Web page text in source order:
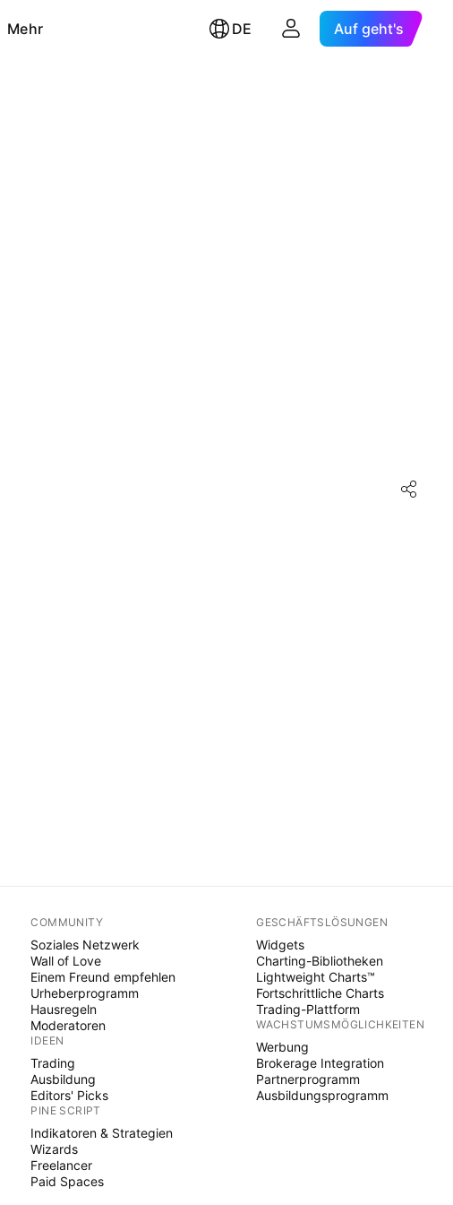
Mehr DE Auf geht's
COMMUNITY
Soziales Netzwerk
Wall of Love
Einem Freund empfehlen
Urheberprogramm
Hausregeln
Moderatoren
IDEEN
Trading
Ausbildung
Editors' Picks
PINE SCRIPT
Indikatoren & Strategien
Wizards
Freelancer
Paid Spaces
GESCHÄFTSLÖSUNGEN
Widgets
Charting-Bibliotheken
Lightweight Charts™
Fortschrittliche Charts
Trading-Plattform
WACHSTUMSMÖGLICHKEITEN
Werbung
Brokerage Integration
Partnerprogramm
Ausbildungsprogramm